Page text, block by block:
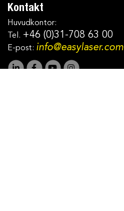
Kontakt
Huvudkontor:
Tel. +46 (0)31-708 63 00
E-post: info@easylaser.com